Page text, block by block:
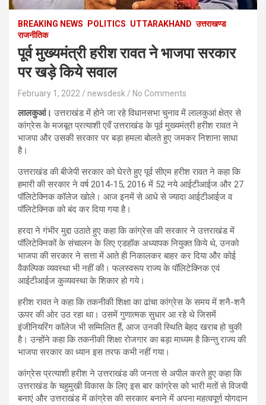
BREAKING NEWS POLITICS UTTARAKHAND उत्तराखण्ड
राजनीतिक
पूर्व मुख्यमंत्री हरीश रावत ने भाजपा सरकार
पर खड़े किये सवाल
February 1, 2022 newsdesk No Comments
लालकुआं। उत्तराखंड में होने जा रहे विधानसभा चुनाव में लालकुआं क्षेत्र से
कांग्रेस के मजबूत प्रत्याशी एवँ उत्तराखंड के पूर्व मुख्यमंत्री हरीश रावत ने
भाजपा और उसकी सरकार पर बड़ा हमला बोलते हुए जमकर निशाना साधा
है।
उत्तराखंड की बीजेपी सरकार को घेरते हुए पूर्व सीएम हरीश रावत ने कहा कि
हमारी की सरकार ने वर्ष 2014-15, 2016 में 52 नये आईटीआईज और 27
पॉलिटेक्निक कॉलेज खोले। आज इनमें से आधे से ज्यादा आईटीआईज व
पॉलिटेक्निक को बंद कर दिया गया है।
हरदा ने गंभीर मुद्दा उठाते हुए कहा कि कांग्रेस की सरकार ने उत्तराखंड में
पॉलिटेक्निकों के संचालन के लिए एडहॉक अध्यापक नियुक्त किये थे, उनको
भाजपा की सरकार ने सत्ता में आते ही निकालकर बाहर कर दिया और कोई
वैकल्पिक व्यवस्था भी नहीं की। फलस्वरूप राज्य के पॉलिटेक्निक एवं
आईटीआईज कुव्यवस्था के शिकार हो गये।
हरीश रावत ने कहा कि तकनीकी शिक्षा का ढांचा कांग्रेस के समय में शनै-शनै
ऊपर की ओर उठ रहा था। उसमें गुणात्मक सुधार आ रहे थे जिसमें
इंजीनियरिंग कॉलेज भी सम्मिलित हैं, आज उनकी स्थिति बेहद खराब हो चुकी
है। उन्होंने कहा कि तकनीकी शिक्षा रोजगार का बड़ा माध्यम है किन्तु राज्य की
भाजपा सरकार का ध्यान इस तरफ कभी नहीं गया।
कांग्रेस प्रत्याशी हरीश ने उत्तराखंड की जनता से अपील करते हुए कहा कि
उत्तराखंड के चहुमुखी विकास के लिए इस बार कांग्रेस को भारी मतों से विजयी
बनाएं और उत्तराखंड में कांग्रेस की सरकार बनाने में अपना महत्वपूर्ण योगदान